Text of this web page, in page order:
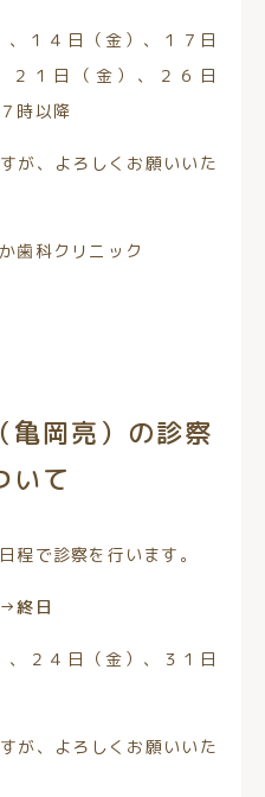
、１４日（金）、１７日
２１日（金）、２６日
時以降
が、よろしくお願いいた
歯科クリニック
亀岡亮）の診察
いて
程で診察を行います。
→終日
、２４日（金）、３１日
が、よろしくお願いいた